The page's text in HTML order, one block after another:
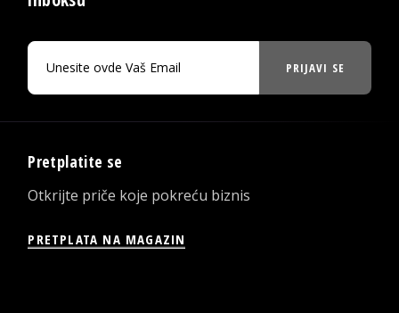
PRIJAVI SE
Pretplatite se
Otkrijte priče koje pokreću biznis
PRETPLATA NA MAGAZIN